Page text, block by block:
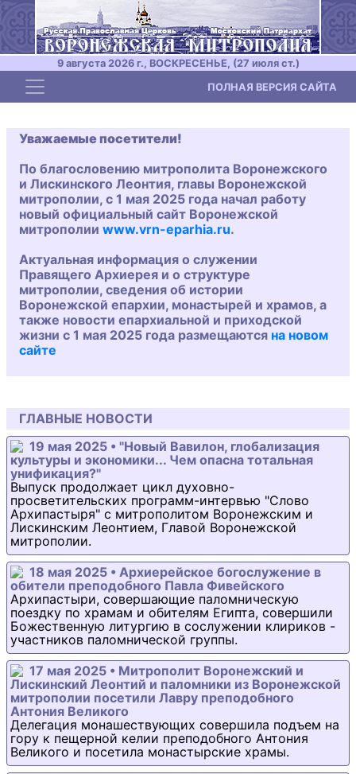
9 августа 2026 г., ВОСКРЕСЕНЬЕ, (27 июля ст.)
Toggle navigation ПОЛНАЯ ВЕРСИЯ САЙТА
Уважаемые посетители!
По благословению митрополита Воронежского
и Лискинского Леонтия, главы Воронежской
митрополии, с 1 мая 2025 года начал работу
новый официальный сайт Воронежской
митрополии www.vrn-eparhia.ru.
Актуальная информация о служении
Правящего Архиерея и о структуре
митрополии, сведения об истории
Воронежской епархии, монастырей и храмов, а
также новости епархиальной и приходской
жизни с 1 мая 2025 года размещаются на новом
сайте
ГЛАВНЫЕ НОВОСТИ
19 мая 2025 • "Новый Вавилон, глобализация
культуры и экономики... Чем опасна тотальная
унификация?"
Выпуск продолжает цикл духовно-
просветительских программ-интервью "Слово
Архипастыря" с митрополитом Воронежским и
Лискинским Леонтием, Главой Воронежской
митрополии.
18 мая 2025 • Архиерейское богослужение в
обители преподобного Павла Фивейского
Архипастыри, совершающие паломническую
поездку по храмам и обителям Египта, совершили
Божественную литургию в сослужении клириков -
участников паломнической группы.
17 мая 2025 • Митрополит Воронежский и
Лискинский Леонтий и паломники из Воронежской
митрополии посетили Лавру преподобного
Антония Великого
Делегация монашествующих совершила подъем на
гору к пещерной келии преподобного Антония
Великого и посетила монастырские храмы.